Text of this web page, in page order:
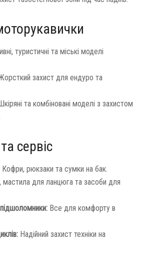
туристичні та міські моделі
захист для ендуро та
та комбіновані моделі з захистом
сервіс
Кофри, рюкзаки та сумки на бак.
мастила для ланцюга та засоби для
Все для комфорту в
Надійний захист техніки на